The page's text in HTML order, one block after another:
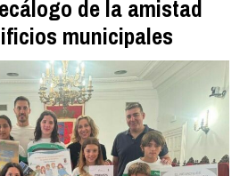
de la amistad
municipales